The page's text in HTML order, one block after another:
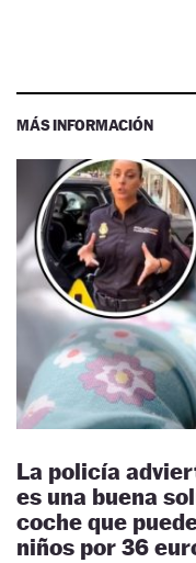
MÁS INFORMACIÓN
La policía
es una buena
coche que
niños por 36